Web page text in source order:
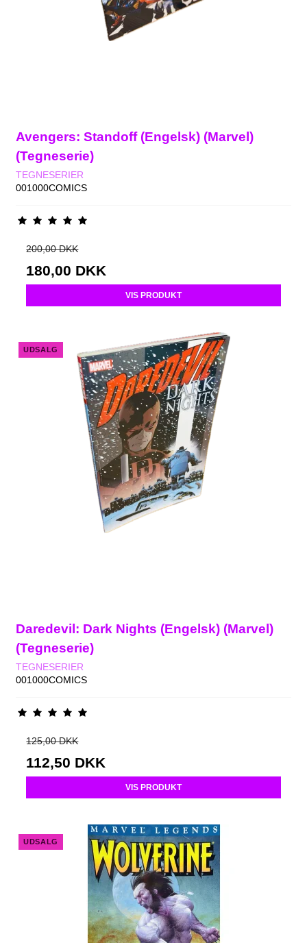
Avengers: Standoff (Engelsk) (Marvel)
(Tegneserie)
TEGNESERIER
001000COMICS
200,00 DKK
180,00 DKK
VIS PRODUKT
UDSALG
Daredevil: Dark Nights (Engelsk) (Marvel)
(Tegneserie)
TEGNESERIER
001000COMICS
125,00 DKK
112,50 DKK
VIS PRODUKT
UDSALG